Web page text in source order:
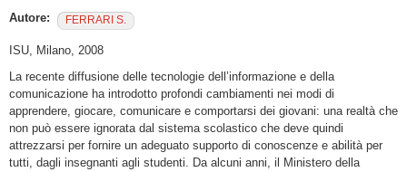
Autore: FERRARI S.
ISU, Milano, 2008
La recente diffusione delle tecnologie dell’informazione e della
comunicazione ha introdotto profondi cambiamenti nei modi di
apprendere, giocare, comunicare e comportarsi dei giovani: una realtà che
non può essere ignorata dal sistema scolastico che deve quindi
attrezzarsi per fornire un adeguato supporto di conoscenze e abilità per
tutti, dagli insegnanti agli studenti. Da alcuni anni, il Ministero della